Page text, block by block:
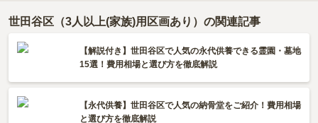
世田谷区（3人以上(家族)用区画あり）の関連記事
【解説付き】世田谷区で人気の永代供養できる霊園・墓地
15選！費用相場と選び方を徹底解説
【永代供養】世田谷区で人気の納骨堂をご紹介！費用相場
と選び方を徹底解説